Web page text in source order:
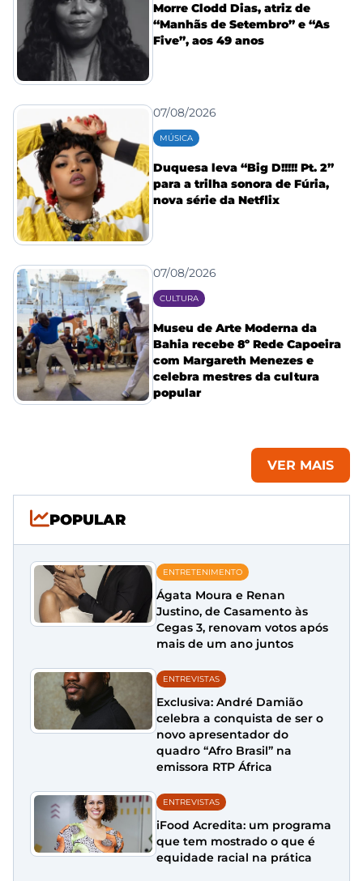
Morre Clodd Dias, atriz de
“Manhãs de Setembro” e “As
Five”, aos 49 anos
07/08/2026
MÚSICA
Duquesa leva “Big D!!!!! Pt. 2”
para a trilha sonora de Fúria,
nova série da Netflix
07/08/2026
CULTURA
Museu de Arte Moderna da
Bahia recebe 8º Rede Capoeira
com Margareth Menezes e
celebra mestres da cultura
popular
VER MAIS
POPULAR
ENTRETENIMENTO
Ágata Moura e Renan
Justino, de Casamento às
Cegas 3, renovam votos após
mais de um ano juntos
ENTREVISTAS
Exclusiva: André Damião
celebra a conquista de ser o
novo apresentador do
quadro “Afro Brasil” na
emissora RTP África
ENTREVISTAS
iFood Acredita: um programa
que tem mostrado o que é
equidade racial na prática